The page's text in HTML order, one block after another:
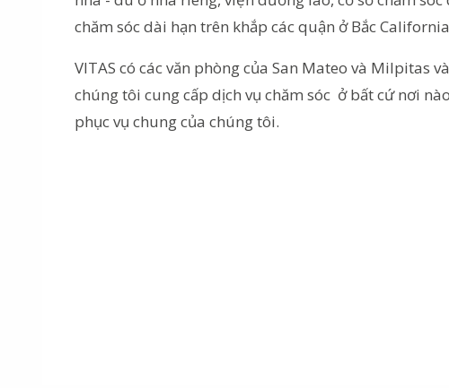
chăm sóc dài hạn trên khắp các quận ở Bắc
VITAS có các văn phòng của San Mateo và Milpitas
chúng tôi cung cấp dịch vụ chăm sóc ở bất cứ nơi
phục vụ chung của chúng tôi.